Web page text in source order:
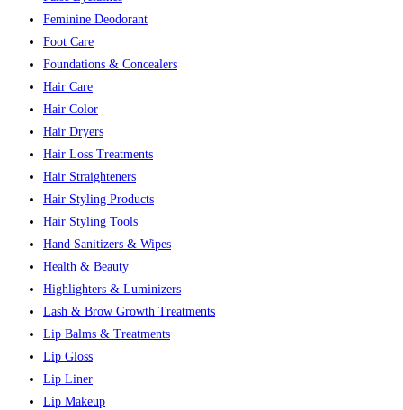
Feminine Deodorant
Foot Care
Foundations & Concealers
Hair Care
Hair Color
Hair Dryers
Hair Loss Treatments
Hair Straighteners
Hair Styling Products
Hair Styling Tools
Hand Sanitizers & Wipes
Health & Beauty
Highlighters & Luminizers
Lash & Brow Growth Treatments
Lip Balms & Treatments
Lip Gloss
Lip Liner
Lip Makeup